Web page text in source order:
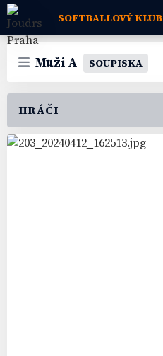
SOFTBALLOVÝ KLUB
Muži A SOUPISKA
HRÁČI
24